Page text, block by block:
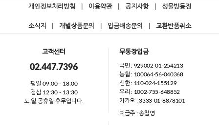
개인정보처리방침 이용약관 공지사항 성물방동정
소식지 개별상품문의 입금배송문의 교환반품취소
고객센터
02.447.7396
평일 09:00 - 18:00
점심 12:30 - 13:30
토,일,공휴일 휴무입니다.
무통장입금
국민 : 929002-01-254213
농협 : 100064-56-040368
신한 : 110-024-155129
우리 : 1002-755-648852
카카오 : 3333-01-8878101
예금주 : 송철영